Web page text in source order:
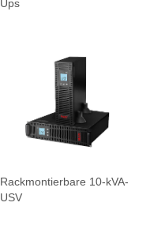
Ups
Rackmontierbare 10-kVA-
USV